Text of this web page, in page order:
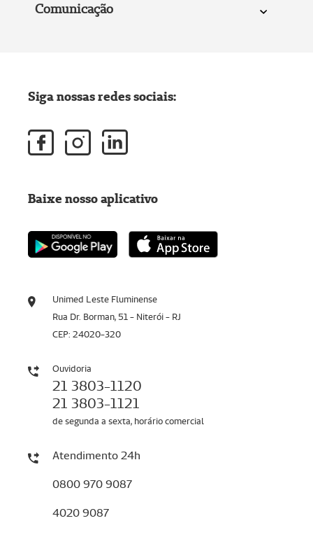
Comunicação
Unimed Leste Fluminense
Rua Dr. Borman, 51 - Niterói - RJ
CEP: 24020-320
Ouvidoria
21 3803-1120
21 3803-1121
de segunda a sexta, horário comercial
Atendimento 24h
0800 970 9087
4020 9087
Siga nossas redes sociais:
Baixe nosso aplicativo